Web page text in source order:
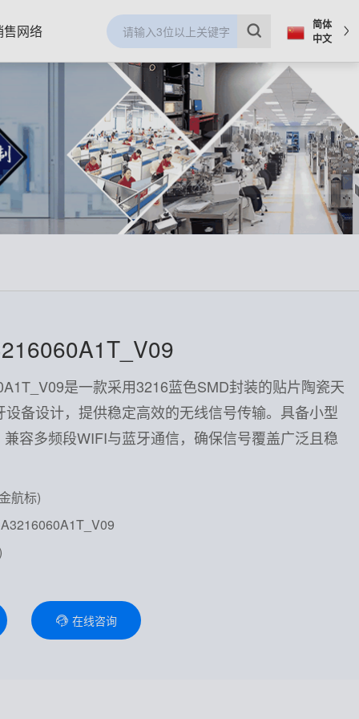
售网络
简体
中文
是一款采用3216蓝色SMD封装的贴片陶瓷天
设备设计，提供稳定高效的无线信号传输。具备小型
容多频段WIFI与蓝牙通信，确保信号覆盖广泛且稳
航标)
在线咨询